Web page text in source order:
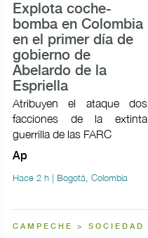
Explota coche-
bomba en Colombia
en el primer día de
gobierno de
Abelardo de la
Espriella
Atribuyen el ataque dos
facciones de la extinta
guerrilla de las FARC
Ap
Hace 2 h | Bogotá, Colombia
CAMPECHE > SOCIEDAD